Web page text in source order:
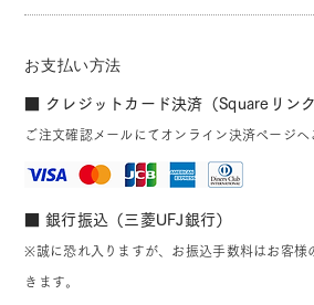
お支払い方法
■ クレジットカード決済（Squareリンク
ご注文確認メールにてオンライン決済ページへ
■ 銀行振込（三菱UFJ銀行）
※誠に恐れ入りますが、お振込手数料はお客様
きます。